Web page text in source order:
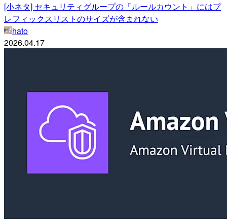
[小ネタ] セキュリティグループの「ルールカウント」にはプ
レフィックスリストのサイズが含まれない
hato
2026.04.17